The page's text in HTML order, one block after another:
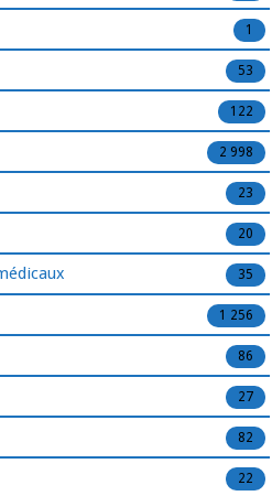
1
53
122
2 998
23
20
35
1 256
86
27
82
22